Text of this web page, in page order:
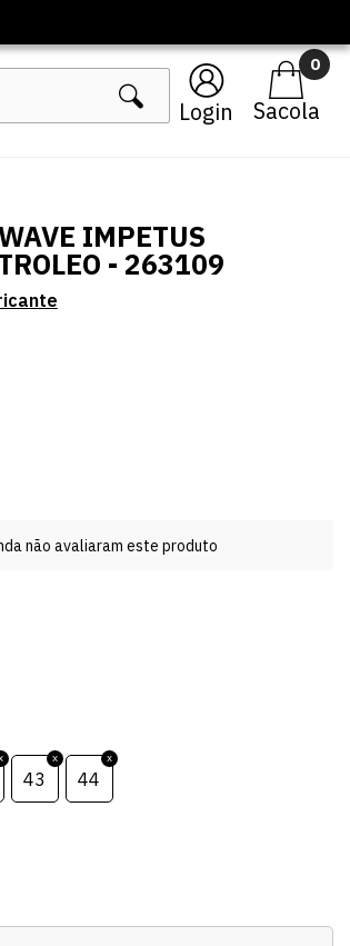
Login
0
IMPETUS
- 263109
não avaliaram este produto
43 44